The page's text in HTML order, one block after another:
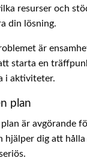
resurser och
din lösning.
är
starta en
i aktiviteter.
plan
är avgörande
hjälper dig att